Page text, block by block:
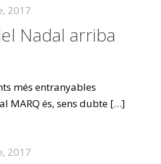
2017
Nadal arriba
més entranyables
MARQ és, sens dubte […]
2017